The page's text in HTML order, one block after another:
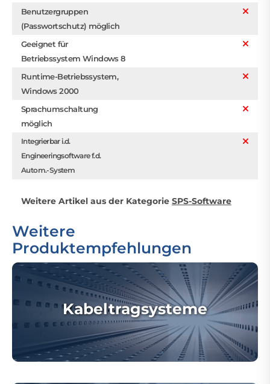
Benutzergruppen
(Passwortschutz) möglich
Geeignet für
Betriebssystem Windows 8
Runtime-Betriebssystem,
Windows 2000
Sprachumschaltung
möglich
Integrierbar i.d.
Engineeringsoftware f.d.
Autom.-System
Weitere Artikel aus der Kategorie SPS-Software
Weitere
Produktempfehlungen
Kabeltragsysteme